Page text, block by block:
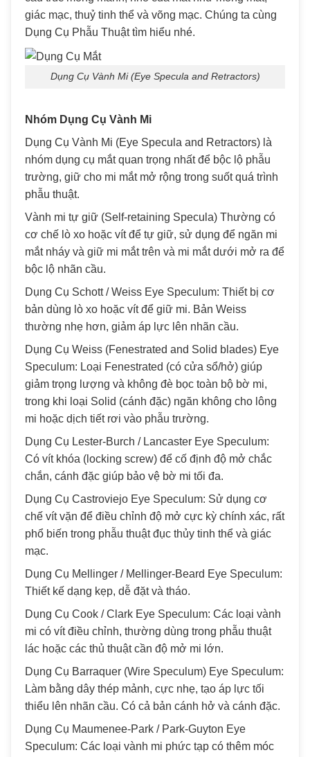
giác mạc, thuỷ tinh thể và võng mạc. Chúng ta cùng
Dụng Cụ Phẫu Thuật tìm hiểu nhé.
Dụng Cụ Vành Mi (Eye Specula and Retractors)
Nhóm Dụng Cụ Vành Mi
Dụng Cụ Vành Mi (Eye Specula and Retractors) là
nhóm dụng cụ mắt quan trọng nhất để bộc lộ phẫu
trường, giữ cho mi mắt mở rộng trong suốt quá trình
phẫu thuật.
Vành mi tự giữ (Self-retaining Specula) Thường có
cơ chế lò xo hoặc vít để tự giữ, sử dụng để ngăn mi
mắt nháy và giữ mi mắt trên và mi mắt dưới mở ra để
bộc lộ nhãn cầu.
Dụng Cụ Schott / Weiss Eye Speculum: Thiết bị cơ
bản dùng lò xo hoặc vít để giữ mi. Bản Weiss
thường nhẹ hơn, giảm áp lực lên nhãn cầu.
Dụng Cụ Weiss (Fenestrated and Solid blades) Eye
Speculum: Loại Fenestrated (có cửa sổ/hở) giúp
giảm trọng lượng và không đè bọc toàn bộ bờ mi,
trong khi loại Solid (cánh đặc) ngăn không cho lông
mi hoặc dịch tiết rơi vào phẫu trường.
Dụng Cụ Lester-Burch / Lancaster Eye Speculum:
Có vít khóa (locking screw) để cố định độ mở chắc
chắn, cánh đặc giúp bảo vệ bờ mi tối đa.
Dụng Cụ Castroviejo Eye Speculum: Sử dụng cơ
chế vít vặn để điều chỉnh độ mở cực kỳ chính xác, rất
phổ biến trong phẫu thuật đục thủy tinh thể và giác
mạc.
Dụng Cụ Mellinger / Mellinger-Beard Eye Speculum:
Thiết kế dạng kẹp, dễ đặt và tháo.
Dụng Cụ Cook / Clark Eye Speculum: Các loại vành
mi có vít điều chỉnh, thường dùng trong phẫu thuật
lác hoặc các thủ thuật cần độ mở mi lớn.
Dụng Cụ Barraquer (Wire Speculum) Eye Speculum:
Làm bằng dây thép mảnh, cực nhẹ, tạo áp lực tối
thiểu lên nhãn cầu. Có cả bản cánh hở và cánh đặc.
Dụng Cụ Maumenee-Park / Park-Guyton Eye
Speculum: Các loại vành mi phức tạp có thêm móc